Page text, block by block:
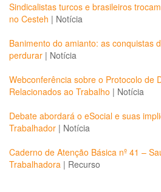
Sindicalistas turcos e brasileiros
no Cesteh | Notícia
Banimento do amianto: as conquistas
perdurar | Notícia
Webconferência sobre o Protocolo de
Relacionados ao Trabalho | Notícia
Debate abordará o eSocial e suas
Trabalhador | Notícia
Caderno de Atenção Básica nº 41 –
Trabalhadora | Recurso